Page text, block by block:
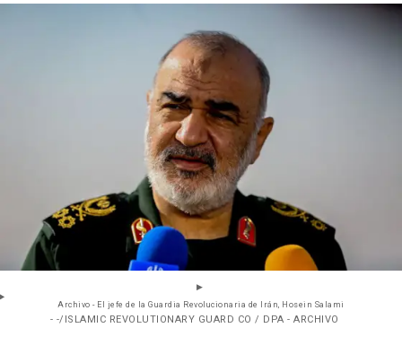
Archivo - El jefe de la Guardia Revolucionaria de Irán, Hosein Salami
- -/ISLAMIC REVOLUTIONARY GUARD CO / DPA - ARCHIVO